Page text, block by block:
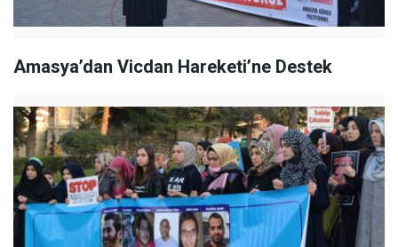
Amasya’dan Vicdan Hareketi’ne Destek